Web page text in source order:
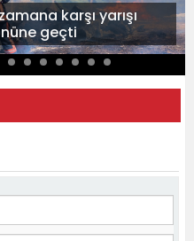
karşı yarışı
geçti